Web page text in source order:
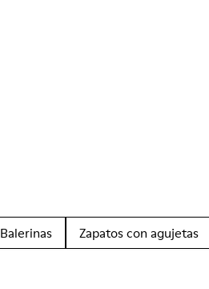
Balerinas Zapatos con agujetas